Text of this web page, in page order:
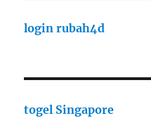
login rubah4d
togel Singapore